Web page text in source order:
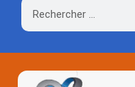
Rechercher